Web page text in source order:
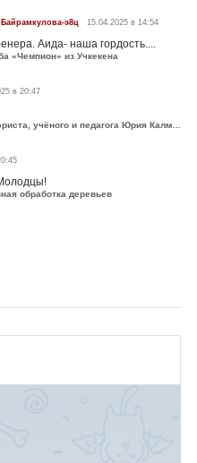
э8ц 15.04.2025 в 14:54
Аида- наша гордость....
«Чемпион» из Учкекена
в 20:47
В Черкесске чествовали выдающегося юриста, учёного и педагога Юрия Калмыкова
обработка деревьев